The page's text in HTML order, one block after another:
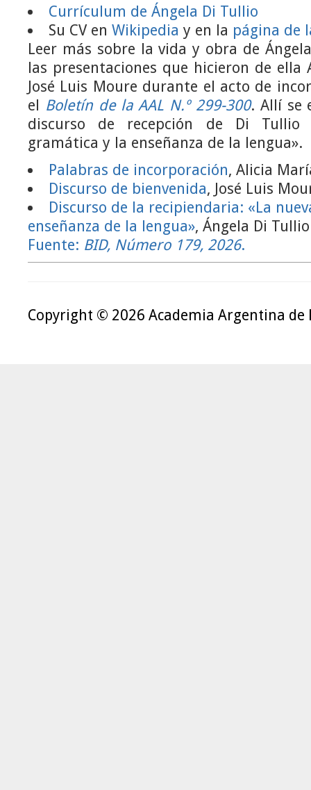
Currículum de Ángela Di Tullio
Su CV en Wikipedia y en la página de
Leer más sobre la vida y obra de
las presentaciones que hicieron de
José Luis Moure durante el acto de
el Boletín de la AAL N.º 299-300. Allí se
discurso de recepción de Di Tullio
gramática y la enseñanza de la lengua».
Palabras de incorporación, Alicia
Discurso de bienvenida, José Luis
Discurso de la recipiendaria: «La
enseñanza de la lengua», Ángela Di Tullio
Fuente: BID, Número 179, 2026.
Copyright © 2026 Academia Argentina de